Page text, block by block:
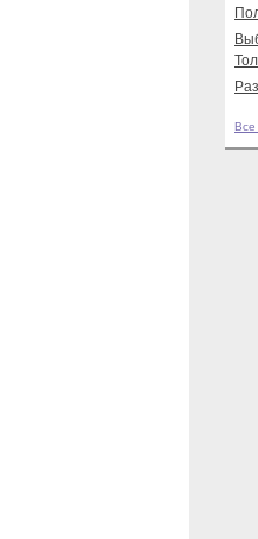
Все